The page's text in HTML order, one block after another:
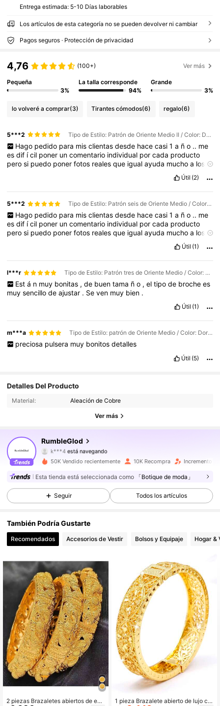
Entrega estimada: 5-10 Días laborables
Los artículos de esta categoría no se pueden devolver ni cambiar
Pagos seguros · Protección de privacidad
4,76 (100+) Ver más
Pequeña
3%
La talla corresponde
94%
Grande
3%
lo volveré a comprar(3) Tirantes cómodos(6) regalo(6)
5***2 Tipo de Estilo: Patrón de Oriente Medio II / Color: Dorado / Talla: 3 piezas/juego
Hago pedido para mis clientas desde hace casi 1 a ñ o .. me
esdif ícil poner uncomentario individual porcada producto
perosi puedo ponerfotos realesque igualayuda muchoa los
corresponde
importanteleerel
materialyesoayudamucho.
Útil (2)
5***2 Tipo de Estilo: Patrón seis de Oriente Medio / Color: Dorado / Talla: 3 piezas/juego
Hago pedido para mis clientas desde hace casi 1 a ñ o .. me
esdif ícil poner uncomentario individual porcada producto
perosi puedo ponerfotos realesque igualayuda muchoa los
corresponde
importanteleerel
materialyesoayudamucho.
Útil (1)
l***r Tipo de Estilo: Patrón tres de Oriente Medio / Color: Dorado / Talla: 3 piezas/juego
Est á n muy bonitas , de buen tama ñ o , el tipo de broche es
muysencillodeajustar . Seven muy bien .
Útil (1)
m***a Tipo de Estilo: patrón de Oriente Medio / Color: Dorado / Talla: 1 pieza/#3
preciosa pulsera muy bonitos detalles
Útil (5)
Detalles Del Producto
Material: Aleación de Cobre
Ver más
RumbleGlod
14K Seguidores
4,84 14K Seguidores
4,84 14K Seguidores
4,84 14K Seguidores
4,84 14K Seguidores
4,84 14K Seguidores
4,84 14K Seguidores
4,84 14K Seguidores
50K Vendido recientemente 10K Recompra Incremento
Esta tienda está seleccionada como 「Botique de moda」
Seguir Todos los artículos
También Podría Gustarte
Recomendados Accesorios de Vestir Bolsos y Equipaje Hogar &
2 piezas Brazaletes abiertos de esti
1 pieza Brazalete abierto de lujo ch